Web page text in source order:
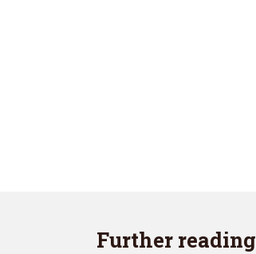
Further reading